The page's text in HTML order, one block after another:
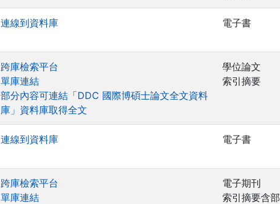
連線到資料庫 電子書
跨庫檢索平台
單庫連結
部分內容可連結「DDC 國際博碩士論文全文資料
庫」資料庫取得全文
學位論文
索引摘要
連線到資料庫 電子書
跨庫檢索平台
單庫連結
電子期刊
索引摘要含部